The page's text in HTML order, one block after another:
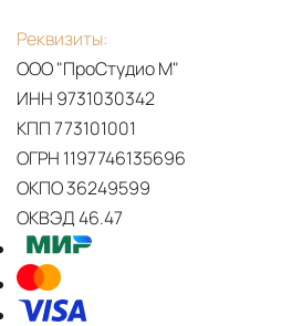
Реквизиты:
ООО "ПроСтудио М"
ИНН 9731030342
КПП 773101001
ОГРН 1197746135696
ОКПО 36249599
ОКВЭД 46.47